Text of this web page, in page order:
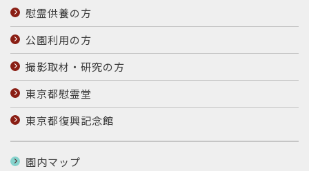
慰霊供養の方
公園利用の方
撮影取材・研究の方
東京都慰霊堂
東京都復興記念館
園内マップ